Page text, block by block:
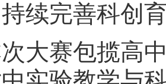
续完善科创
赛包揽高中